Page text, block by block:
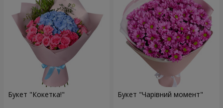
Букет "Кокетка!" Букет "Чарівний момент"